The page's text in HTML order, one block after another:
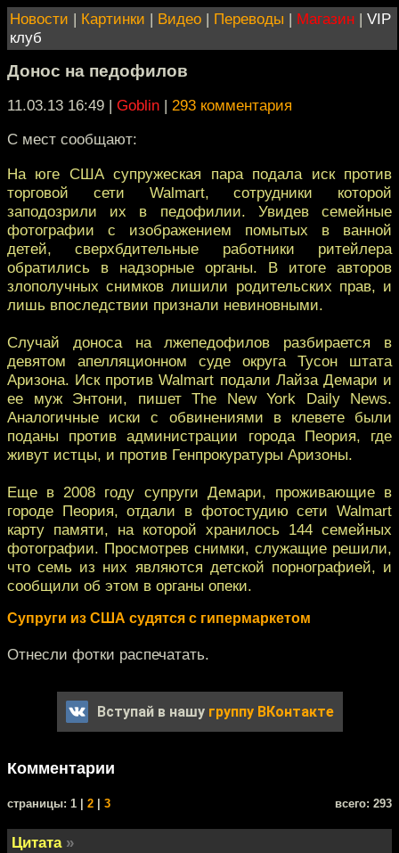
Новости | Картинки | Видео | Переводы | Магазин | VIP
клуб
Донос на педофилов
11.03.13 16:49 | Goblin | 293 комментария
С мест сообщают:
На юге США супружеская пара подала иск против
торговой сети Walmart, сотрудники которой
заподозрили их в педофилии. Увидев семейные
фотографии с изображением помытых в ванной
детей, сверхбдительные работники ритейлера
обратились в надзорные органы. В итоге авторов
злополучных снимков лишили родительских прав, и
лишь впоследствии признали невиновными.
Cлучай доноса на лжепедофилов разбирается в
девятом апелляционном суде округа Тусон штата
Аризона. Иск против Walmart подали Лайза Демари и
ее муж Энтони, пишет The New York Daily News.
Аналогичные иски с обвинениями в клевете были
поданы против администрации города Пеория, где
живут истцы, и против Генпрокуратуры Аризоны.
Еще в 2008 году супруги Демари, проживающие в
городе Пеория, отдали в фотостудию сети Walmart
карту памяти, на которой хранилось 144 семейных
фотографии. Просмотрев снимки, служащие решили,
что семь из них являются детской порнографией, и
сообщили об этом в органы опеки.
Супруги из США судятся с гипермаркетом
Отнесли фотки распечатать.
Вступай в нашу группу ВКонтакте
Комментарии
cтраницы: 1 | 2 3 всего: 293
Цитата »